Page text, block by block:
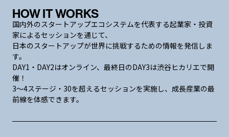
HOW IT WORKS
国内外のスタートアップエコシステムを代表する起業家・投資
家によるセッションを通じて、
日本のスタートアップが世界に挑戦するための情報を発信しま
す。
DAY1・DAY2はオンライン、最終日のDAY3は渋谷ヒカリエで開
催！
3〜4ステージ・30を超えるセッションを実施し、成長産業の最
前線を体感できます。